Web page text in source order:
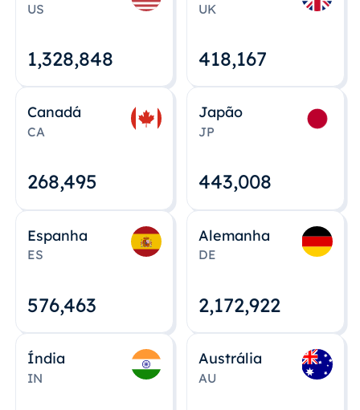
US
1,328,848
UK
418,167
Canadá
CA
268,495
Japão
JP
443,008
Espanha
ES
576,463
Alemanha
DE
2,172,922
Índia
IN
Austrália
AU